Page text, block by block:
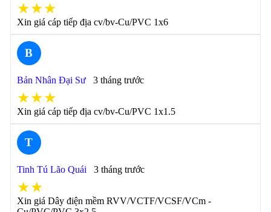
★★★
Xin giá cáp tiếp địa cv/bv-Cu/PVC 1x6
B
Bản Nhân Đại Sư 3 tháng trước
★★★
Xin giá cáp tiếp địa cv/bv-Cu/PVC 1x1.5
T
Tinh Tú Lão Quái 3 tháng trước
★★
Xin giá Dây điện mềm RVV/VCTF/VCSF/VCm -